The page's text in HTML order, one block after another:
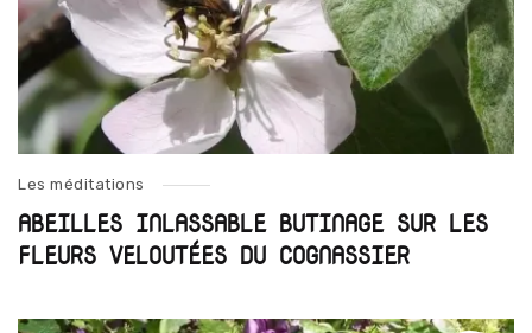
Les méditations
ABEILLES INLASSABLE BUTINAGE SUR LES
FLEURS VELOUTÉES DU COGNASSIER